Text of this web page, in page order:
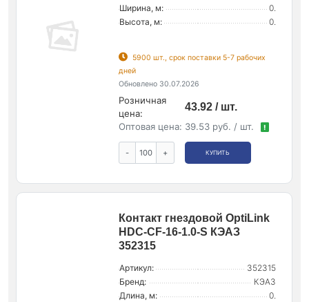
Ширина, м:
0.
Высота, м:
0.
5900 шт., срок поставки 5-7 рабочих
дней
Обновлено 30.07.2026
Розничная
цена:
43.92 / шт.
Оптовая цена: 39.53 руб. / шт. !
- + КУПИТЬ
Контакт гнездовой OptiLink
HDC-CF-16-1.0-S КЭАЗ
352315
Артикул:
352315
Бренд:
КЭАЗ
Длина, м:
0.